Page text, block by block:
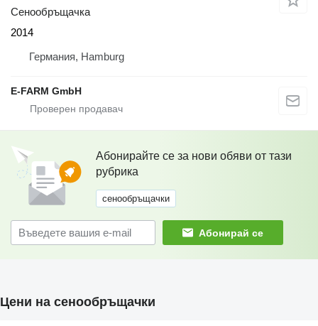
Сенообръщачка
2014
Германия, Hamburg
E-FARM GmbH
Абонирайте се за нови обяви от тази
рубрика
сенообръщачки
Абонирай се
Цени на сенообръщачки